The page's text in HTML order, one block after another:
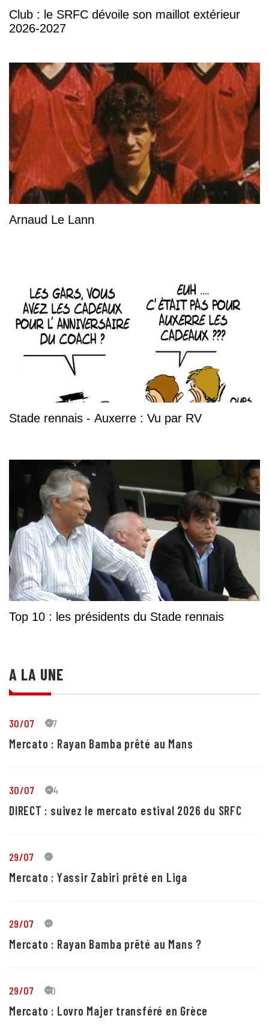
Club : le SRFC dévoile son maillot extérieur
2026-2027
Arnaud Le Lann
Stade rennais - Auxerre : Vu par RV
Top 10 : les présidents du Stade rennais
A LA UNE
30/07 37
Mercato : Rayan Bamba prêté au Mans
30/07 24
DIRECT : suivez le mercato estival 2026 du SRFC
29/07 5
Mercato : Yassir Zabiri prêté en Liga
29/07 1
Mercato : Rayan Bamba prêté au Mans ?
29/07 10
Mercato : Lovro Majer transféré en Grèce